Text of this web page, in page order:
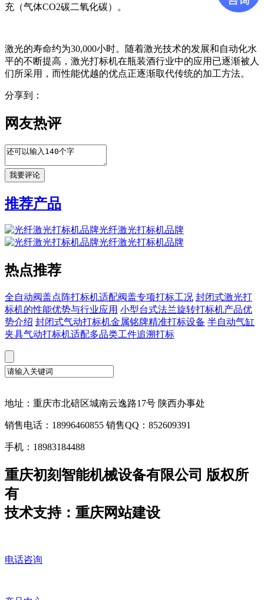
充（气体CO2碳二氧化碳）。
激光的寿命约为30,000小时。随着激光技术的发展和自动化水
平的不断提高，激光打标机在瓶装酒行业中的应用已逐渐被人
们所采用，而性能优越的优点正逐渐取代传统的加工方法。
分享到：
网友热评
推荐产品
光纤激光打标机品牌
光纤激光打标机品牌
热点推荐
全自动阀盖点阵打标机适配阀盖专项打标工况 封闭式激光打
标机的性能优势与行业应用 小型台式法兰旋转打标机产品优
势介绍 封闭式气动打标机金属铭牌精准打标设备 半自动气缸
夹具气动打标机适配多品类工件追溯打标
地址：重庆市北碚区城南云逸路17号 陕西办事处
销售电话：18996460855 销售QQ：852609391
手机：18983184488
重庆初刻智能机械设备有限公司 版权所
有
技术支持：重庆网站建设
电话咨询